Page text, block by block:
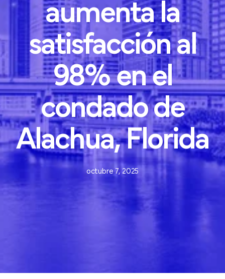
aumenta la
satisfacción al
98% en el
condado de
Alachua, Florida
octubre 7, 2025